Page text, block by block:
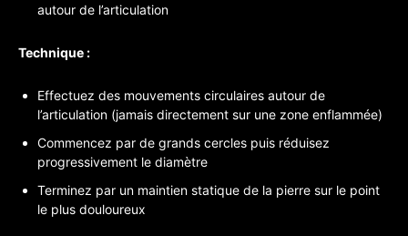
autour de l’articulation
Technique :
Effectuez des mouvements circulaires autour de
l’articulation (jamais directement sur une zone enflammée)
Commencez par de grands cercles puis réduisez
progressivement le diamètre
Terminez par un maintien statique de la pierre sur le point
le plus douloureux